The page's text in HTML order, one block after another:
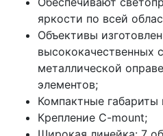
яркости по всей
Объективы
высококачественных
металлической
элементов;
Компактные габариты
Крепление C-mount;